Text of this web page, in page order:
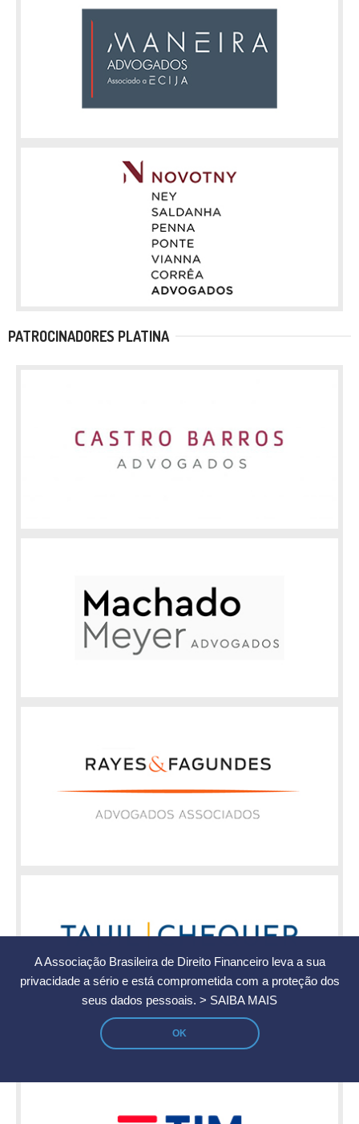
A Associação Brasileira de Direito Financeiro leva a sua
privacidade a sério e está comprometida com a proteção dos
seus dados pessoais. > SAIBA MAIS
OK
PATROCINADORES PLATINA